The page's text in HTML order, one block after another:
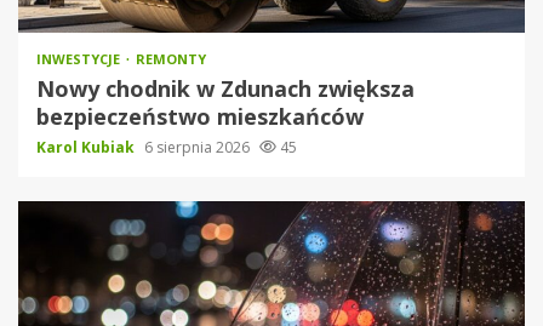
INWESTYCJE REMONTY
Nowy chodnik w Zdunach zwiększa
bezpieczeństwo mieszkańców
Karol Kubiak 6 sierpnia 2026 45